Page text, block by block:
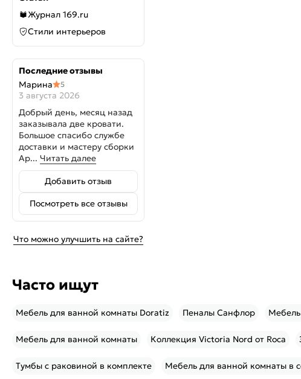
Журнал 169.ru
Стили интерьеров
Последние отзывы
Марина
5
3 августа 2026
Добрый день, месяц назад
заказывала две кровати.
Большое спасибо службе
доставки и мастеру сборки
Ар... Читать далее
Добавить отзыв
Посмотреть все отзывы
Что можно улучшить на сайте?
Часто ищут
Мебель для ванной комнаты Doratiz Пеналы Санфлор
Мебель для ванной комнаты Коллекция Victoria Nord от Roca
Тумбы с раковиной в комплекте Мебель для ванной комнаты в